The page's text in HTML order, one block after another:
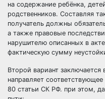
на содержание ребёнка,
родственников. Составляя
получатель должны
а также правовые
нарушителю описанных в
фактическую сумму
Второй вариант
направляет
80 статьи СК РФ. при этом,